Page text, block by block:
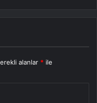
alanlar * ile